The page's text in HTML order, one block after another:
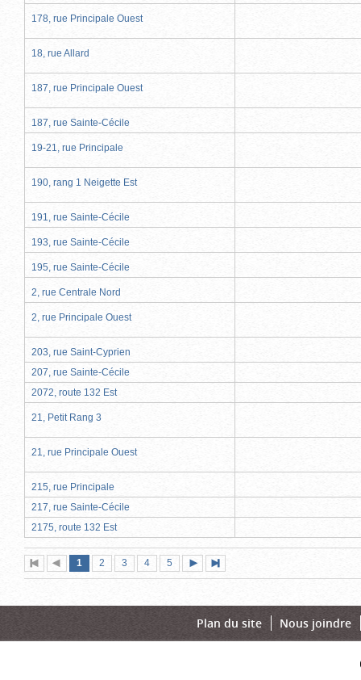
178, rue Principale Ouest
18, rue Allard
187, rue Principale Ouest
187, rue Sainte-Cécile
19-21, rue Principale
190, rang 1 Neigette Est
191, rue Sainte-Cécile
193, rue Sainte-Cécile
195, rue Sainte-Cécile
2, rue Centrale Nord
2, rue Principale Ouest
203, rue Saint-Cyprien
207, rue Sainte-Cécile
2072, route 132 Est
21, Petit Rang 3
21, rue Principale Ouest
215, rue Principale
217, rue Sainte-Cécile
2175, route 132 Est
Première
page
Page
précédente
Page
1 (page
actuelle)
Page
2 Page
3 Page
4 Page
5
suivante
page
Plan du site Nous joindre